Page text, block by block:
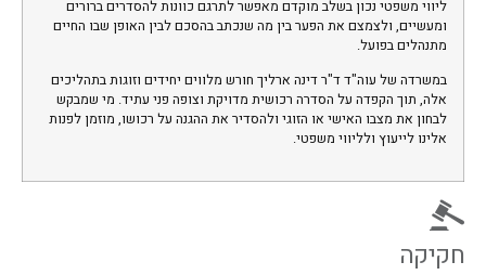
ליווי משפטי נכון בשלב מוקדם מאפשר לתרגם כוונות להסדרים ברורים
ומעשיים, ולצמצם את הפער בין מה שנכתב בהסכם לבין האופן שבו החיים
מתנהלים בפועל.
במשרדה של עוה"ד ד"ר דינה ארליך חורש מלווים יחידים וזוגות בתהליכים
אלה, תוך הקפדה על הסדרה רכושית מדויקת וצופה פני עתיד. מי שמבקש
לבחון את מצבו האישי או הזוגי ולהסדיר את ההגנה על רכושו, מוזמן לפנות
אלינו לייעוץ ולליווי משפטי.
חקיקה